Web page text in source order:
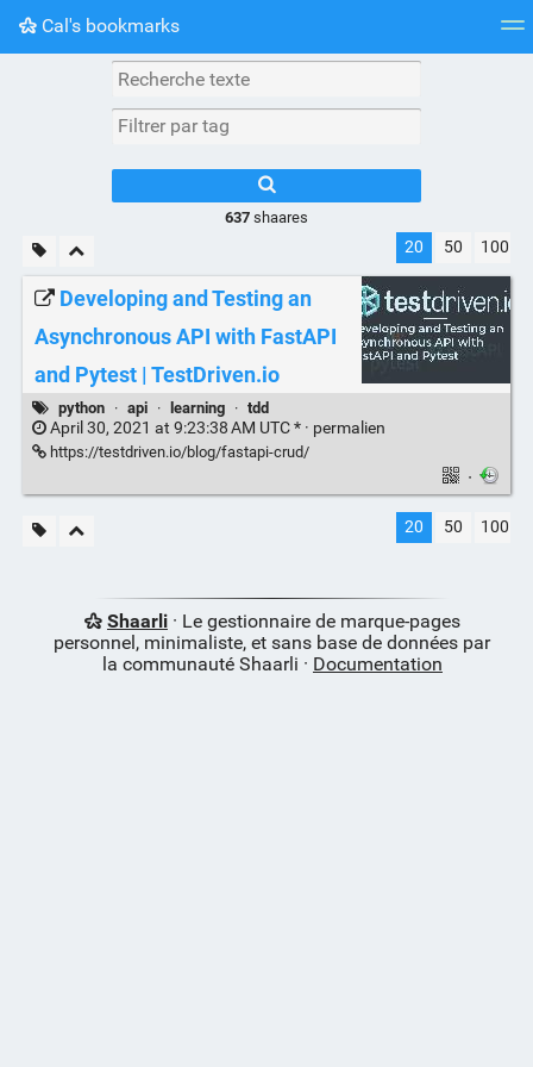
Cal's bookmarks
Nuage de tags Mur d'images
637shaares
20 50 100
Developing and Testing an
Asynchronous API with FastAPI
and Pytest | TestDriven.io
python · api · learning · tdd
April 30, 2021 at 9:23:38 AM UTC * · permalien
https://testdriven.io/blog/fastapi-crud/
·
20 50 100
Shaarli· Le gestionnaire de marque-pages
personnel, minimaliste, et sans base de données par
la communauté Shaarli · Documentation